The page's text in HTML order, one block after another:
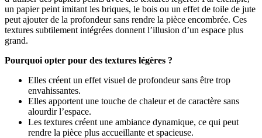
un papier peint imitant les briques, le bois ou un effet de toile de jute
peut ajouter de la profondeur sans rendre la pièce encombrée. Ces
textures subtilement intégrées donnent l’illusion d’un espace plus
grand.
Pourquoi opter pour des textures légères ?
Elles créent un effet visuel de profondeur sans être trop
envahissantes.
Elles apportent une touche de chaleur et de caractère sans
alourdir l’espace.
Les textures créent une ambiance dynamique, ce qui peut
rendre la pièce plus accueillante et spacieuse.